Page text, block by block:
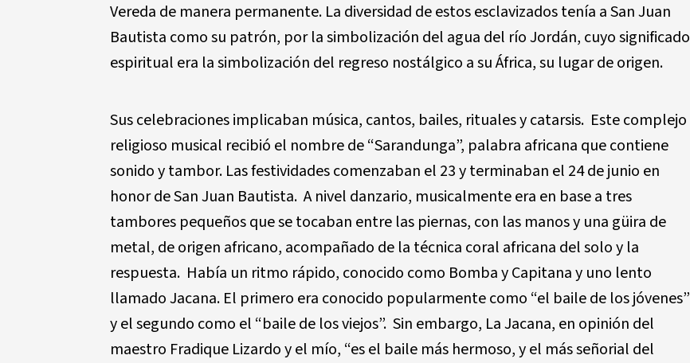
Vereda de manera permanente. La diversidad de estos esclavizados tenía a San Juan
Bautista como su patrón, por la simbolización del agua del río Jordán, cuyo significado
espiritual era la simbolización del regreso nostálgico a su África, su lugar de origen.
Sus celebraciones implicaban música, cantos, bailes, rituales y catarsis. Este complejo
religioso musical recibió el nombre de “Sarandunga”, palabra africana que contiene
sonido y tambor. Las festividades comenzaban el 23 y terminaban el 24 de junio en
honor de San Juan Bautista. A nivel danzario, musicalmente era en base a tres
tambores pequeños que se tocaban entre las piernas, con las manos y una güira de
metal, de origen africano, acompañado de la técnica coral africana del solo y la
respuesta. Había un ritmo rápido, conocido como Bomba y Capitana y uno lento
llamado Jacana. El primero era conocido popularmente como “el baile de los jóvenes”
y el segundo como el “baile de los viejos”. Sin embargo, La Jacana, en opinión del
maestro Fradique Lizardo y el mío, “es el baile más hermoso, y el más señorial del